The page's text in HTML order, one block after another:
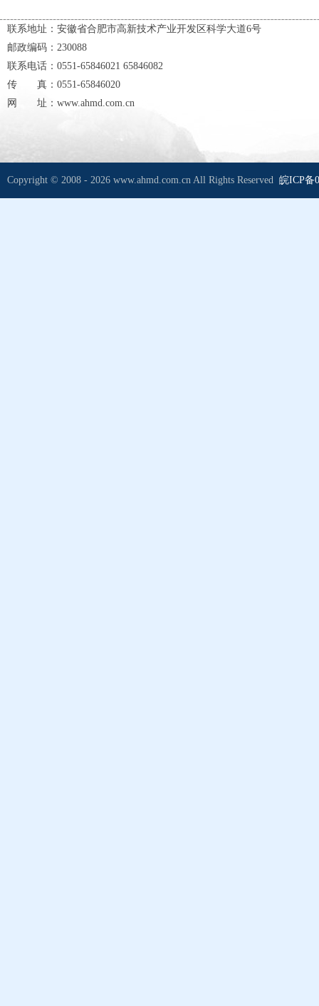
联系地址：安徽省合肥市高新技术产业开发区科学大道6号
邮政编码：230088
联系电话：0551-65846021 65846082
传 真：0551-65846020
网 址：www.ahmd.com.cn
Copyright © 2008 - 2026 www.ahmd.com.cn All Rights Reserved 皖ICP备